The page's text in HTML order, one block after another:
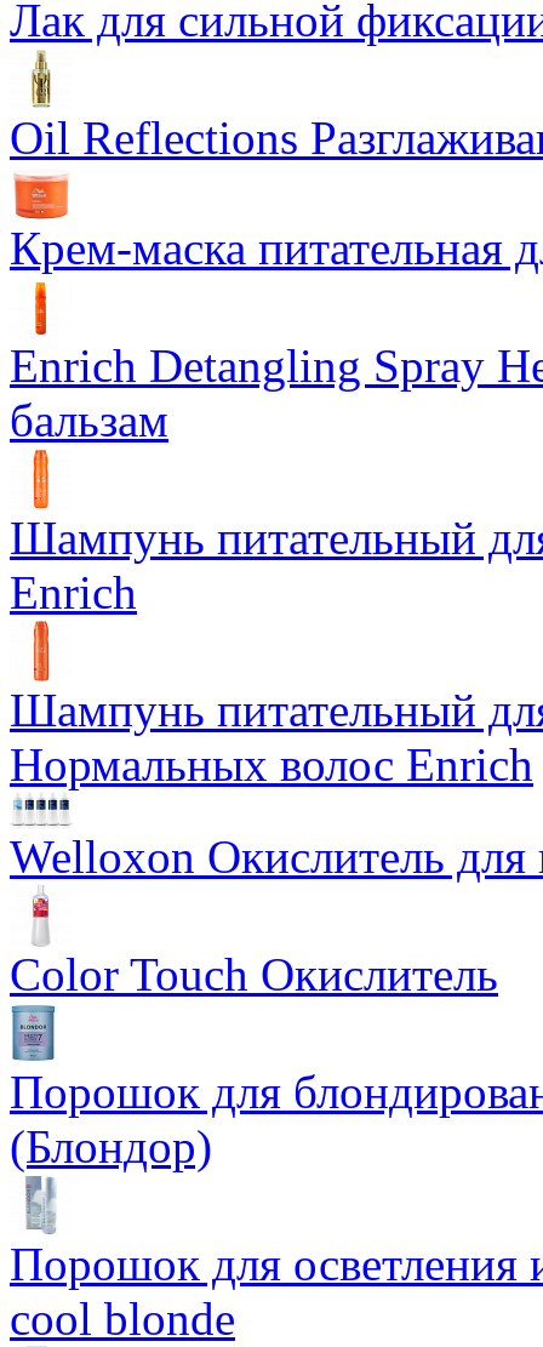
Лак для сильной
Oil Reflections
Крем-маска питательная
Enrich Detangling Spray
бальзам
Шампунь питательный
Enrich
Шампунь питательный
Нормальных волос Enrich
Welloxon Окислитель для
Color Touch Окислитель
Порошок для
(Блондор)
Порошок для осветления
cool blonde